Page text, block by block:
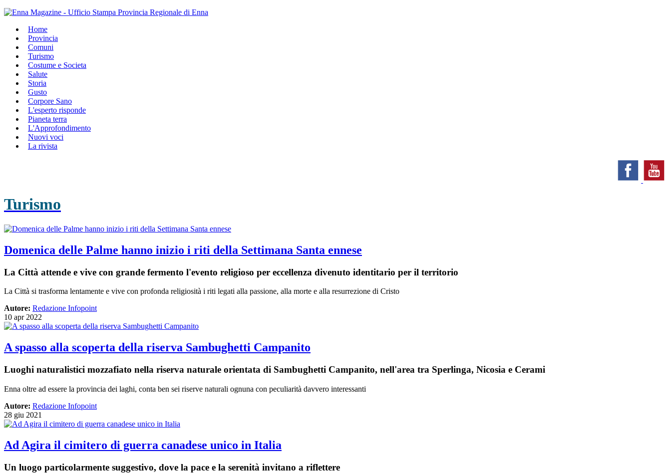
Home
Provincia
Comuni
Turismo
Costume e Societa
Salute
Storia
Gusto
Corpore Sano
L'esperto risponde
Pianeta terra
L'Approfondimento
Nuovi voci
La rivista
Turismo
Domenica delle Palme hanno inizio i riti della Settimana Santa ennese
La Città attende e vive con grande fermento l'evento religioso per eccellenza divenuto identitario per il territorio
La Città si trasforma lentamente e vive con profonda religiosità i riti legati alla passione, alla morte e alla resurrezione di Cristo
Autore: Redazione Infopoint
10 apr 2022
A spasso alla scoperta della riserva Sambughetti Campanito
Luoghi naturalistici mozzafiato nella riserva naturale orientata di Sambughetti Campanito, nell'area tra Sperlinga, Nicosia e Cerami
Enna oltre ad essere la provincia dei laghi, conta ben sei riserve naturali ognuna con peculiarità davvero interessanti
Autore: Redazione Infopoint
28 giu 2021
Ad Agira il cimitero di guerra canadese unico in Italia
Un luogo particolarmente suggestivo, dove la pace e la serenità invitano a riflettere